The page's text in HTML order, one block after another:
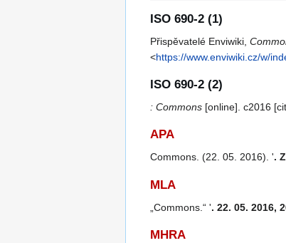
ISO 690-2 (1)
Přispěvatelé Enviwiki,
<https://www.enviwiki.cz/w/
ISO 690-2 (2)
: Commons [online]. c2016
APA
Commons. (22. 05. 2016). '.
MLA
„Commons.“ '. 22. 05. 2016,
MHRA